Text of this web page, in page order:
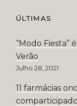
ÚLTIMAS
“Modo Fiesta”
Verão
Julho 28, 2021
11 farmácias